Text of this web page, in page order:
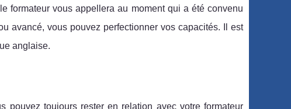
formateur vous appellera au moment qui a été convenu
avancé, vous pouvez perfectionner vos capacités. Il est
anglaise.
pouvez toujours rester en relation avec votre formateur